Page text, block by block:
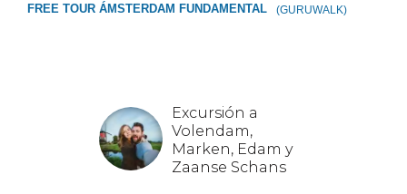
FREE TOUR ÁMSTERDAM FUNDAMENTAL (GURUWALK)